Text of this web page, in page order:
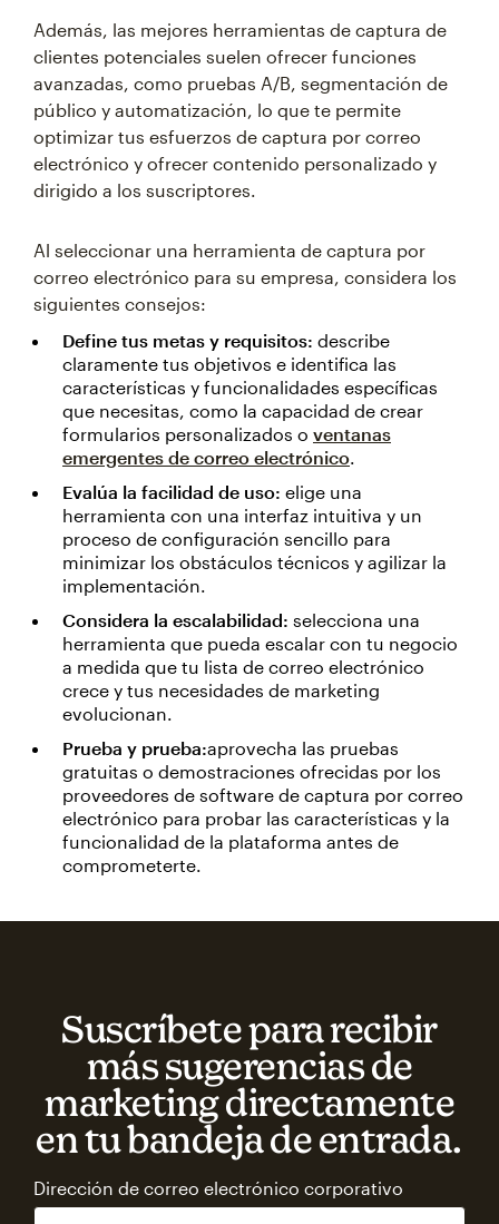
Además, las mejores herramientas de captura de
clientes potenciales suelen ofrecer funciones
avanzadas, como pruebas A/B, segmentación de
público y automatización, lo que te permite
optimizar tus esfuerzos de captura por correo
electrónico y ofrecer contenido personalizado y
dirigido a los suscriptores.
Al seleccionar una herramienta de captura por
correo electrónico para su empresa, considera los
siguientes consejos:
Define tus metas y requisitos: describe
claramente tus objetivos e identifica las
características y funcionalidades específicas
que necesitas, como la capacidad de crear
formularios personalizados o ventanas
emergentes de correo electrónico.
Evalúa la facilidad de uso: elige una
herramienta con una interfaz intuitiva y un
proceso de configuración sencillo para
minimizar los obstáculos técnicos y agilizar la
implementación.
Considera la escalabilidad: selecciona una
herramienta que pueda escalar con tu negocio
a medida que tu lista de correo electrónico
crece y tus necesidades de marketing
evolucionan.
Prueba y prueba:aprovecha las pruebas
gratuitas o demostraciones ofrecidas por los
proveedores de software de captura por correo
electrónico para probar las características y la
funcionalidad de la plataforma antes de
comprometerte.
Suscríbete para recibir
más sugerencias de
marketing directamente
en tu bandeja de entrada.
Dirección de correo electrónico corporativo